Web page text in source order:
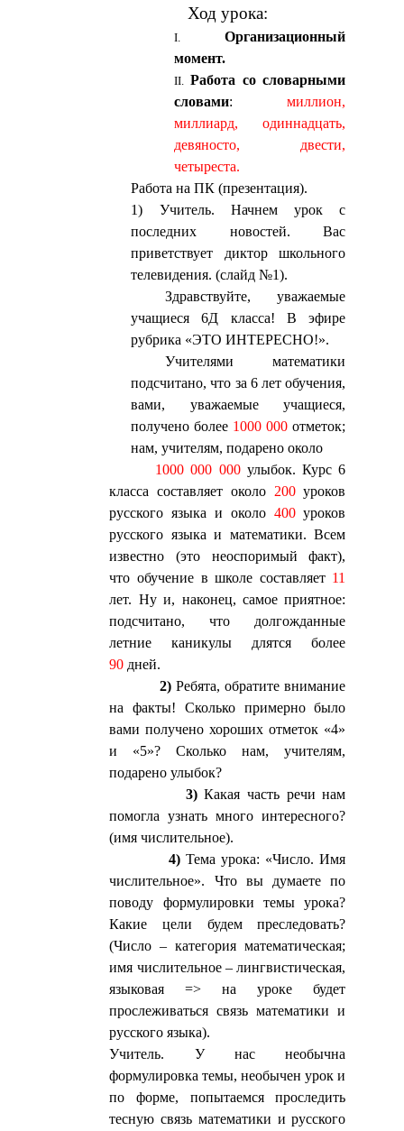
Ход урока:
Организационный
момент.
Работа со словарными
словами:миллион,
миллиард, одиннадцать,
девяносто, двести,
четыреста.
Работа на ПК (презентация).
1) Учитель. Начнем урок с
последних новостей. Вас
приветствует диктор школьного
телевидения. (слайд №1).
Здравствуйте, уважаемые
учащиеся 6Д класса! В эфире
рубрика «ЭТО ИНТЕРЕСНО!».
Учителями математики
подсчитано, что за 6 лет обучения,
вами, уважаемые учащиеся,
получено более 1000 000отметок;
нам, учителям, подарено около
1000 000 000 улыбок. Курс 6
класса составляет около 200уроков
русского языка и около 400уроков
русского языка и математики. Всем
известно (это неоспоримый факт),
что обучение в школе составляет 11
лет. Ну и, наконец, самое приятное:
подсчитано, что долгожданные
летние каникулы длятся более
90 дней.
2)Ребята, обратите внимание
на факты! Сколько примерно было
вами получено хороших отметок «4»
и «5»? Сколько нам, учителям,
подарено улыбок?
3)Какая часть речи нам
помогла узнать много интересного?
(имя числительное).
4)Тема урока: «Число. Имя
числительное». Что вы думаете по
поводу формулировки темы урока?
Какие цели будем преследовать?
(Число – категория математическая;
имя числительное – лингвистическая,
языковая => на уроке будет
прослеживаться связь математики и
русского языка).
Учитель. У нас необычна
формулировка темы, необычен урок и
по форме, попытаемся проследить
тесную связь математики и русского